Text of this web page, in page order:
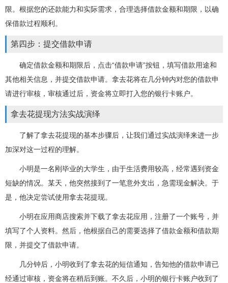
限。根据您的还款能力和实际需求，合理选择借款金额和期限，以确
保借款过程顺利。
第四步：提交借款申请
确定借款金额和期限后，点击“借款申请”按钮，填写借款用途和
其他相关信息，并提交借款申请。拿去花将在几分钟内对您的借款申
请进行审核，审核通过后，资金将立即打入您的银行卡账户。
拿去花提现方法实战演绎
了解了拿去花提现的基本步骤后，让我们通过实战演绎来进一步
加深对这一过程的理解。
小明是一名刚毕业的大学生，由于生活费用较高，经常遇到资金
短缺的情况。某天，他突然接到了一笔意外支出，急需现金解决。于
是，他决定尝试使用拿去花提现。
小明在应用商店搜索并下载了拿去花应用，注册了一个账号，并
填写了个人资料。然后，他根据自己的需要选择了借款金额和借款期
限，并提交了借款申请。
几分钟后，小明收到了拿去花的短信通知，告知他的借款申请已
经通过审核，资金将在稍后到账。不久后，小明的银行卡账户收到了